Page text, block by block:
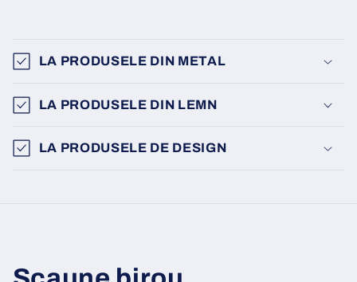
LA PRODUSELE DIN METAL
LA PRODUSELE DIN LEMN
LA PRODUSELE DE DESIGN